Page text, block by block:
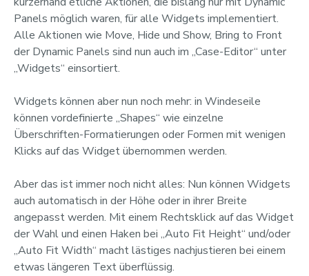
Panels möglich waren, für alle Widgets implementiert.
Alle Aktionen wie Move, Hide und Show, Bring to Front
der Dynamic Panels sind nun auch im „Case-Editor“ unter
„Widgets“ einsortiert.
Widgets können aber nun noch mehr: in Windeseile
können vordefinierte „Shapes“ wie einzelne
Überschriften-Formatierungen oder Formen mit wenigen
Klicks auf das Widget übernommen werden.
Aber das ist immer noch nicht alles: Nun können Widgets
auch automatisch in der Höhe oder in ihrer Breite
angepasst werden. Mit einem Rechtsklick auf das Widget
der Wahl und einen Haken bei „Auto Fit Height“ und/oder
„Auto Fit Width“ macht lästiges nachjustieren bei einem
etwas längeren Text überflüssig.